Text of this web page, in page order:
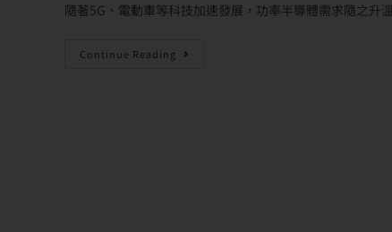
隨著5G、電動車等科技加速發展，功率半導體需求隨之升
Continue Reading